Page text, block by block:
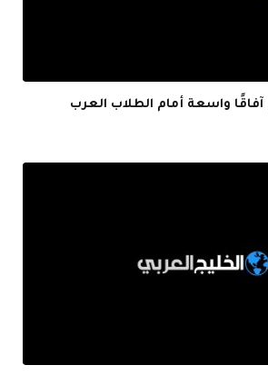
آفاقًا واسعة أمام الطلاب العرب